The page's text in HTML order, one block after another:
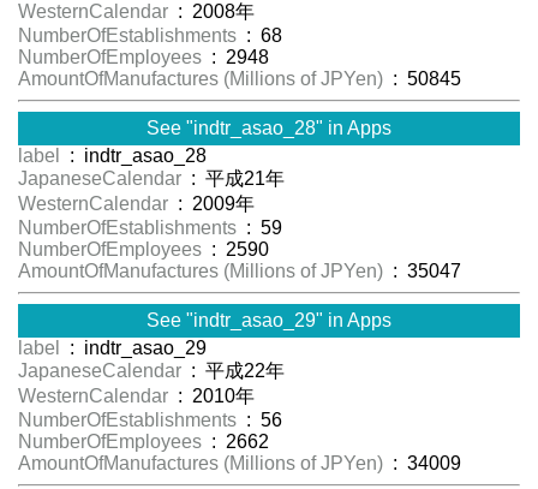
WesternCalendar : 2008年
NumberOfEstablishments : 68
NumberOfEmployees : 2948
AmountOfManufactures (Millions of JPYen) : 50845
See "indtr_asao_28" in Apps
label
: indtr_asao_28
JapaneseCalendar : 平成21年
WesternCalendar : 2009年
NumberOfEstablishments : 59
NumberOfEmployees : 2590
AmountOfManufactures (Millions of JPYen) : 35047
See "indtr_asao_29" in Apps
label
: indtr_asao_29
JapaneseCalendar : 平成22年
WesternCalendar : 2010年
NumberOfEstablishments : 56
NumberOfEmployees : 2662
AmountOfManufactures (Millions of JPYen) : 34009